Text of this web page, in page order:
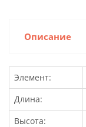
Описание
Элемент:
Длина:
Высота: